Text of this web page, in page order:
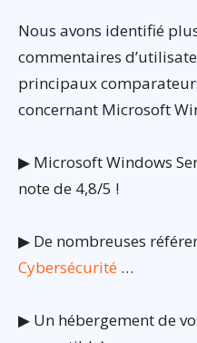
Nous avons identifié
commentaires
principaux
concernant Microsoft
▶ Microsoft Windows
note de 4,8/5 !
▶ De nombreuses
Cybersécurité …
▶ Un hébergement de